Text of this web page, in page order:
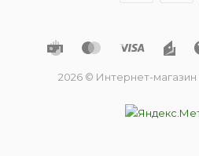
2026 © Интернет-